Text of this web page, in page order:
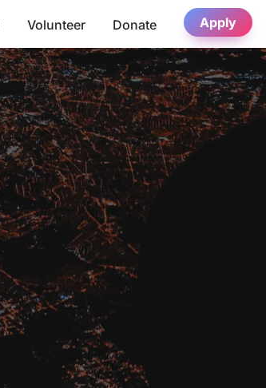
Volunteer Donate Apply